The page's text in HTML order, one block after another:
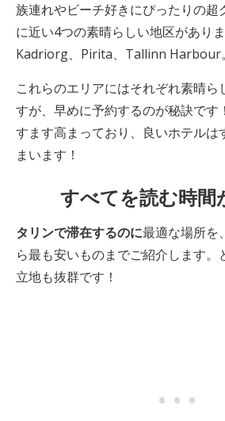
族連れやビーチ好きにぴったりの超
に近い4つの素晴らしい地区があり
Kadriorg、Pirita、Tallinn Harbour。
これらのエリアにはそれぞれ素晴ら
すが、早めに予約するのが秘訣です
すます高まっており、良いホテルは
まいます！
すべてを読む時間
タリンで滞在するのに最適な場所を
ら最も安いものまでご紹介します。
立地も抜群です！